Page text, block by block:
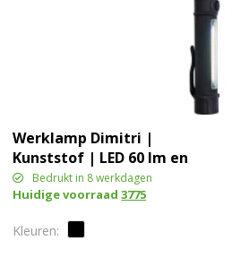
Werklamp Dimitri |
Kunststof | LED 60 lm en
COBBedrukt in 8 werkdagen
Huidige voorraad3775